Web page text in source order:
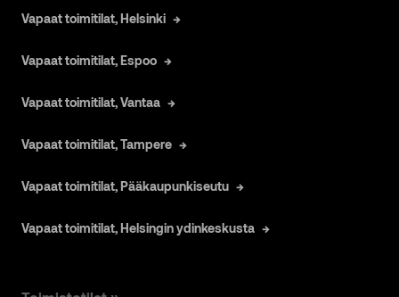
Vapaat toimitilat, Helsinki
Vapaat toimitilat, Espoo
Vapaat toimitilat, Vantaa
Vapaat toimitilat, Tampere
Vapaat toimitilat, Pääkaupunkiseutu
Vapaat toimitilat, Helsingin ydinkeskusta